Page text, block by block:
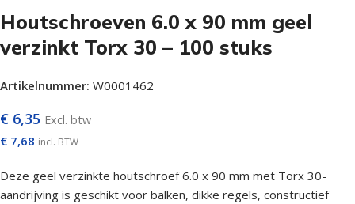
Houtschroeven 6.0 x 90 mm geel
verzinkt Torx 30 – 100 stuks
Artikelnummer: W0001462
€ 6,35 Excl. btw
€ 7,68 incl. BTW
Deze geel verzinkte houtschroef 6.0 x 90 mm met Torx 30-
aandrijving is geschikt voor balken, dikke regels, constructief